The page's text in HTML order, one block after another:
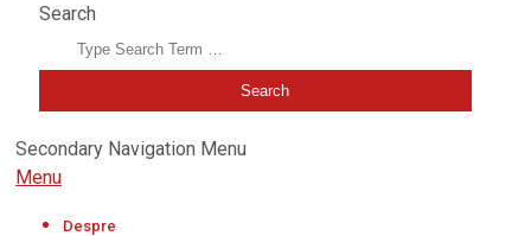
Search
Secondary Navigation Menu
Menu
Despre